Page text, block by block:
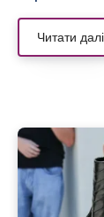
Читати далі